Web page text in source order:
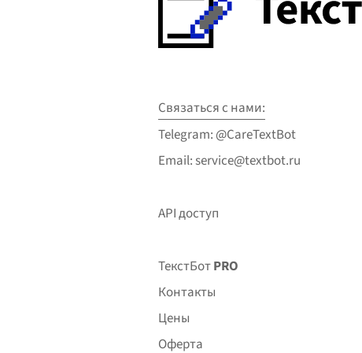
Связаться с нами:
Telegram: @CareTextBot
Email: service@textbot.ru
API доступ
ТекстБотPRO
Контакты
Цены
Оферта